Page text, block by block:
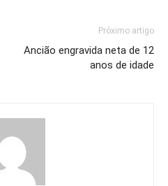
Próximo artigo
Ancião engravida neta de 12
anos de idade